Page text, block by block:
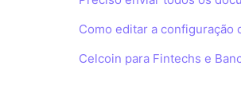
Como editar a configuração
Celcoin para Fintechs e